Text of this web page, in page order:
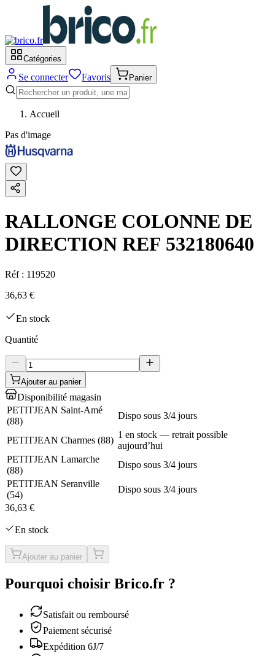
Catégories
Se connecter Favoris Panier
Accueil
Pas d'image
RALLONGE COLONNE DE
DIRECTION REF 532180640
Réf : 119520
36,63 €
En stock
Quantité
Ajouter au panier
Disponibilité magasin
PETITJEAN Saint-Amé
(88)
Dispo sous 3/4 jours
PETITJEAN Charmes (88)
1 en stock — retrait possible
aujourd’hui
PETITJEAN Lamarche
(88)
Dispo sous 3/4 jours
PETITJEAN Seranville
(54)
Dispo sous 3/4 jours
36,63 €
En stock
Ajouter au panier
Pourquoi choisir Brico.fr ?
Satisfait ou remboursé
Paiement sécurisé
Expédition 6J/7